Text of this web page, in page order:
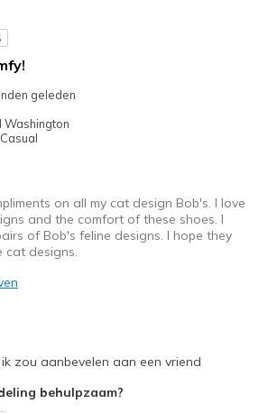
Feels half size too big
I'm Into Shoes
geleden
Washington
Casual
on all my cat design Bob's. I love
and the comfort of these shoes. I
of Bob's feline designs. I hope they
cat designs.
ik zou aanbevelen aan een vriend
behulpzaam?